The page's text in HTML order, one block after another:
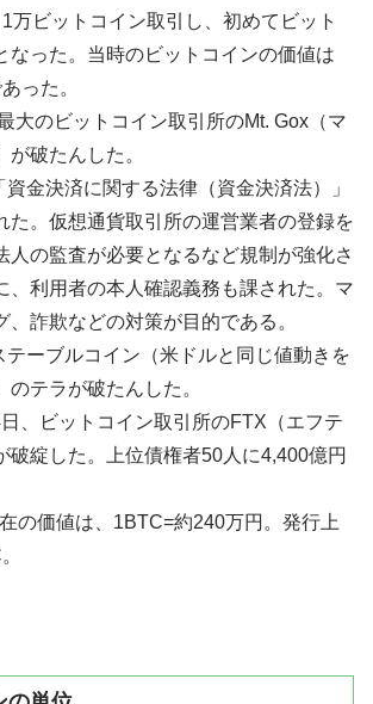
万ビットコイン取引し、初めてビット
なった。当時のビットコインの価値は
った。
大のビットコイン取引所のMt. Gox（マ
が破たんした。
資金決済に関する法律（資金決済法）」
た。仮想通貨取引所の運営業者の登録を
人の監査が必要となるなど規制が強化さ
、利用者の本人確認義務も課された。マ
、詐欺などの対策が目的である。
テーブルコイン（米ドルと同じ値動きを
のテラが破たんした。
、ビットコイン取引所のFTX（エフテ
破綻した。上位債権者50人に4,400億円
の価値は、1BTC=約240万円。発行上